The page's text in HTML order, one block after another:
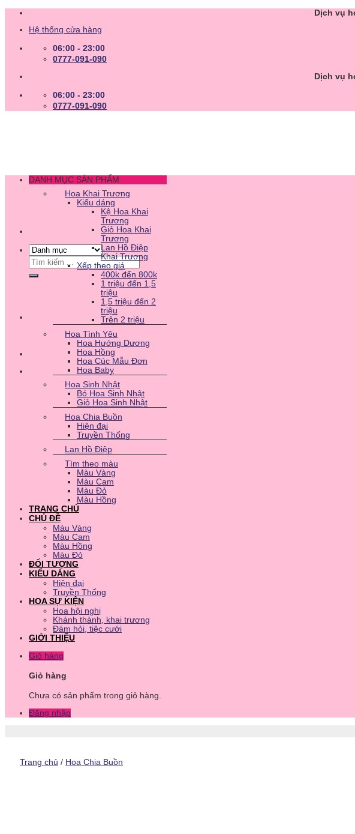
Skip
content
Dịch vụ
Hệ thống cửa hàng
06:00 - 23:00
0777-091-090
Dịch vụ
06:00 - 23:00
0777-091-090
Tìm
kiếm:
DANH MỤC SẢN PHẨM
Hoa Khai Trương
Kiểu dáng
Kệ Hoa Khai
Trương
Giỏ Hoa Khai
Trương
Lan Hồ Điệp
Khai Trương
Xếp theo giá
400k đến 800k
1 triệu đến 1,5
triệu
1,5 triệu đến 2
triệu
Trên 2 triệu
Hoa Tình Yêu
Hoa Hướng Dương
Hoa Hồng
Hoa Cúc Mẫu Đơn
Hoa Baby
Hoa Sinh Nhật
Bó Hoa Sinh Nhật
Giỏ Hoa Sinh Nhật
Hoa Chia Buồn
Hiện đại
Truyền Thống
Lan Hồ Điệp
Tìm theo màu
Màu Vàng
Màu Cam
Màu Đỏ
Màu Hồng
TRANG CHỦ
CHỦ ĐỀ
Màu Vàng
Màu Cam
Màu Hồng
Màu Đỏ
ĐỐI TƯỢNG
KIỂU DÁNG
Hiện đại
Truyền Thống
HOA SỰ KIỆN
Hoa hội nghị
Khánh thành, khai trương
Đám hỏi, tiệc cưới
GIỚI THIỆU
Giỏ hàng
Giỏ hàng
Chưa có sản phẩm trong giỏ hàng.
Đăng nhập
Trang chủ / Hoa Chia Buồn